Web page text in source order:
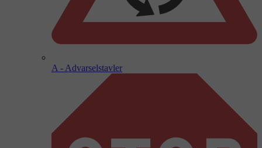
A - Advarselstavler